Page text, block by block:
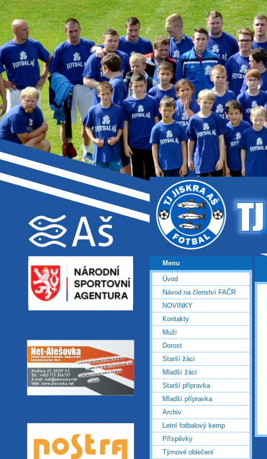
Menu
Úvod
Návod na členství FAČR
NOVINKY
Kontakty
Muži
Dorost
Starší žáci
Mladší žáci
Starší přípravka
Mladší přípravka
Archiv
Letní fotbalový kemp
Příspěvky
Týmové oblečení